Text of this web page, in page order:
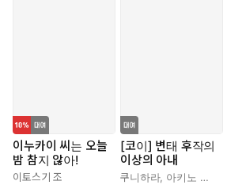
이누카이 씨는 오늘
밤 참지 않아!
이토스기 조
[코이] 변태 후작의
이상의 아내
쿠니하라, 아키노 신쥬